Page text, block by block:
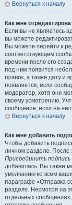
Вернуться к началу
Как мне
Если вы не являетесь
вы можете
Вы можете перейти к
соответствующем
времени после его
под ним появится
правок, а также дату и
появляется, если
модератор, хотя они
своему усмотрению.
сообщение, если на
Вернуться к началу
Как мне добавить
Чтобы добавить
личном разделе. После
Присоединить подпись
добавилась. Вы также
умолчанию ко всем
параграфе «Отправка
разделе. Несмотря на
отдельных